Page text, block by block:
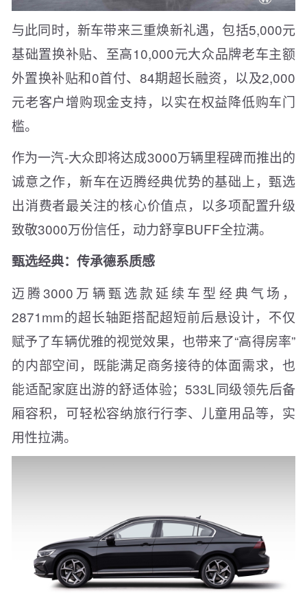
与此同时，新车带来三重焕新礼遇，包括5,000元
基础置换补贴、至高10,000元大众品牌老车主额
外置换补贴和0首付、84期超长融资，以及2,000
元老客户增购现金支持，以实在权益降低购车门
槛。
作为一汽-大众即将达成3000万辆里程碑而推出的
诚意之作，新车在迈腾经典优势的基础上，甄选
出消费者最关注的核心价值点，以多项配置升级
致敬3000万份信任，动力舒享BUFF全拉满。
甄选经典：传承德系质感
迈腾3000万辆甄选款延续车型经典气场，
2871mm的超长轴距搭配超短前后悬设计，不仅
赋予了车辆优雅的视觉效果，也带来了“高得房率”
的内部空间，既能满足商务接待的体面需求，也
能适配家庭出游的舒适体验；533L同级领先后备
厢容积，可轻松容纳旅行行李、儿童用品等，实
用性拉满。